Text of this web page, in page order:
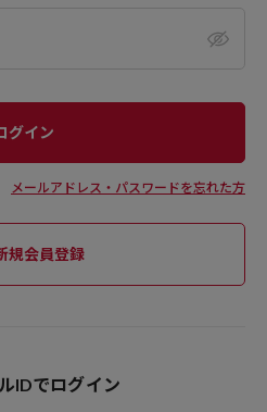
メールアドレス・パスワードを忘れた方
規会員登録
IDでログイン